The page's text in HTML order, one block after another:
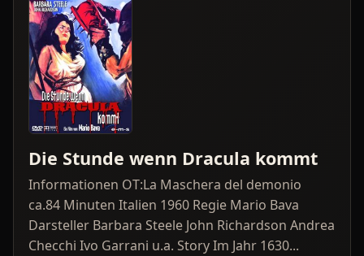
Die Stunde wenn Dracula kommt
Informationen OT:La Maschera del demonio
ca.84 Minuten Italien 1960 Regie Mario Bava
Darsteller Barbara Steele John Richardson Andrea
Checchi Ivo Garrani u.a. Story Im Jahr 1630...